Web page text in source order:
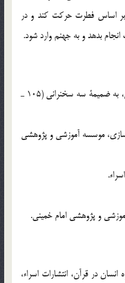
بر اساس فطرت حركت كند و در
بدهد و به جهنم وارد شود.
1. محمد تقي جعفري، انسان در افق قرآن، به ضميمة سه سخنراني (105 ـ
موسسه آموزشي و پژوهشي
در قرآن، انتشارات اسراء،